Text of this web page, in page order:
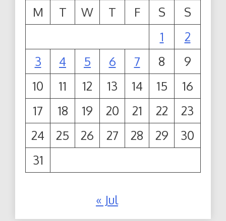
M
T W T F S
S
1
2
3
4 5 6 7 8
9
10
11 12 13 14 15
16
17
18 19 20 21 22
23
24
25 26 27 28 29
30
31
« Jul